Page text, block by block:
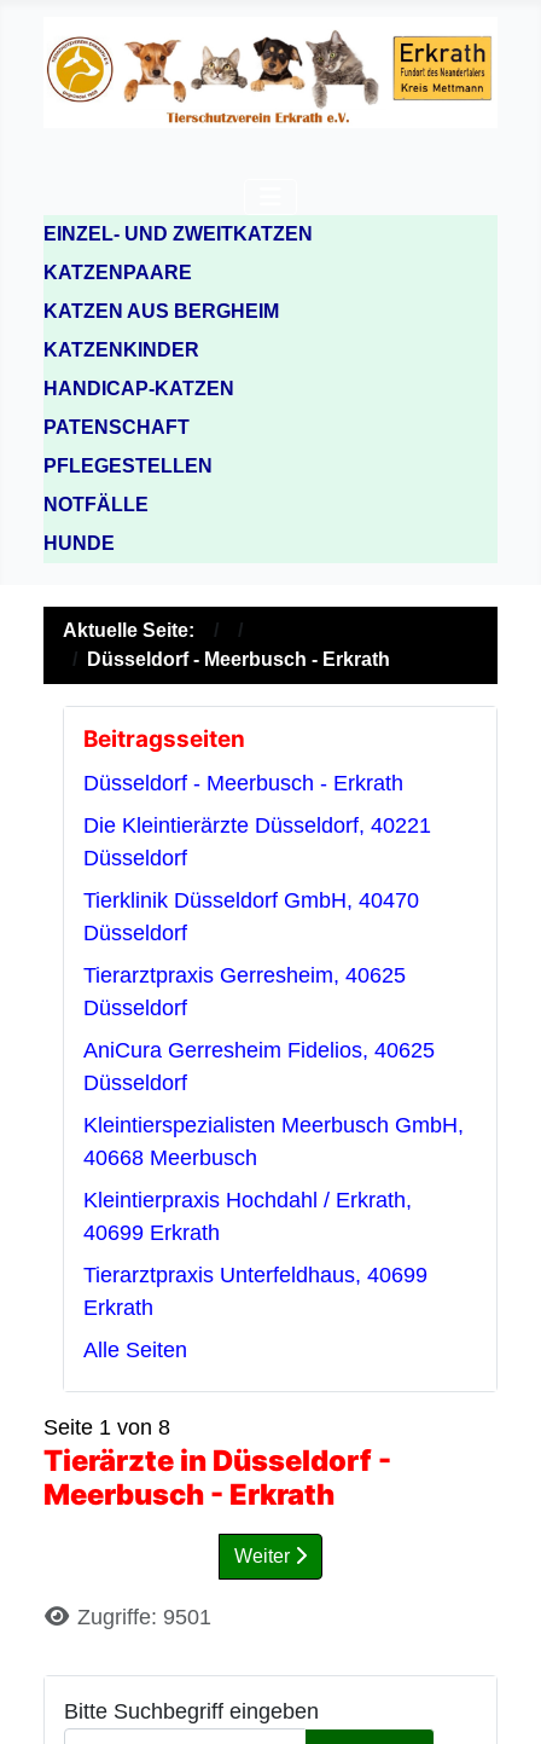
EINZEL- UND ZWEITKATZEN
KATZENPAARE
KATZEN AUS BERGHEIM
KATZENKINDER
HANDICAP-KATZEN
PATENSCHAFT
PFLEGESTELLEN
NOTFÄLLE
HUNDE
Bitte Suchbegriff eingeben
Aktuelle Seite:
Düsseldorf - Meerbusch - Erkrath
Beitragsseiten
Düsseldorf - Meerbusch - Erkrath
Die Kleintierärzte Düsseldorf, 40221
Düsseldorf
Tierklinik Düsseldorf GmbH, 40470
Düsseldorf
Tierarztpraxis Gerresheim, 40625
Düsseldorf
AniCura Gerresheim Fidelios, 40625
Düsseldorf
Kleintierspezialisten Meerbusch GmbH,
40668 Meerbusch
Kleintierpraxis Hochdahl / Erkrath,
40699 Erkrath
Tierarztpraxis Unterfeldhaus, 40699
Erkrath
Alle Seiten
Seite 1 von 8
Tierärzte in Düsseldorf -
Meerbusch - Erkrath
Weiter
DetailsZugriffe: 9501